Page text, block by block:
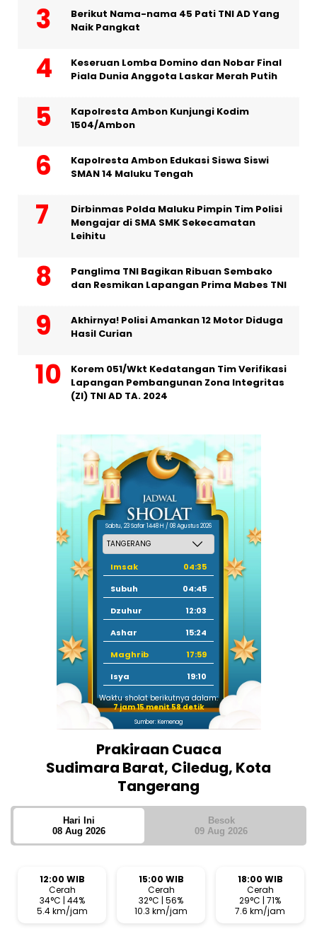
Berikut Nama-nama 45 Pati TNI AD Yang
Naik Pangkat
Keseruan Lomba Domino dan Nobar Final
Piala Dunia Anggota Laskar Merah Putih
Kapolresta Ambon Kunjungi Kodim
1504/Ambon
Kapolresta Ambon Edukasi Siswa Siswi
SMAN 14 Maluku Tengah
Dirbinmas Polda Maluku Pimpin Tim Polisi
Mengajar di SMA SMK Sekecamatan
Leihitu
Panglima TNI Bagikan Ribuan Sembako
dan Resmikan Lapangan Prima Mabes TNI
Akhirnya! Polisi Amankan 12 Motor Diduga
Hasil Curian
Korem 051/Wkt Kedatangan Tim Verifikasi
Lapangan Pembangunan Zona Integritas
(ZI) TNI AD TA. 2024
Sabtu, 23 Safar 1448 H / 08 Agustus 2026
Imsak
04:35
Subuh
04:45
Dzuhur
12:03
Ashar
15:24
Maghrib
17:59
Isya
19:10
Waktu sholat berikutnya dalam:
7 jam 15 menit 58 detik
Sumber: Kemenag
Prakiraan Cuaca
Sudimara Barat, Ciledug, Kota
Tangerang
Hari Ini
08 Aug 2026
Besok
09 Aug 2026
12:00 WIB
Cerah
34°C | 44%
5.4 km/jam
15:00 WIB
Cerah
32°C | 56%
10.3 km/jam
18:00 WIB
Cerah
29°C | 71%
7.6 km/jam